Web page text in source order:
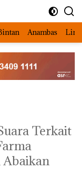
Anambas
Terkait
Abaikan